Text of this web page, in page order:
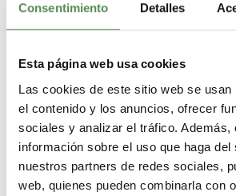
Consentimiento Detalles
Esta página web usa cookies
Las cookies de este sitio web se usan
el contenido y los anuncios, ofrecer
sociales y analizar el tráfico. Además,
información sobre el uso que haga del
nuestros partners de redes sociales,
web, quienes pueden combinarla con
aprendizaje significativo y el desarrollo
integral de los niños.